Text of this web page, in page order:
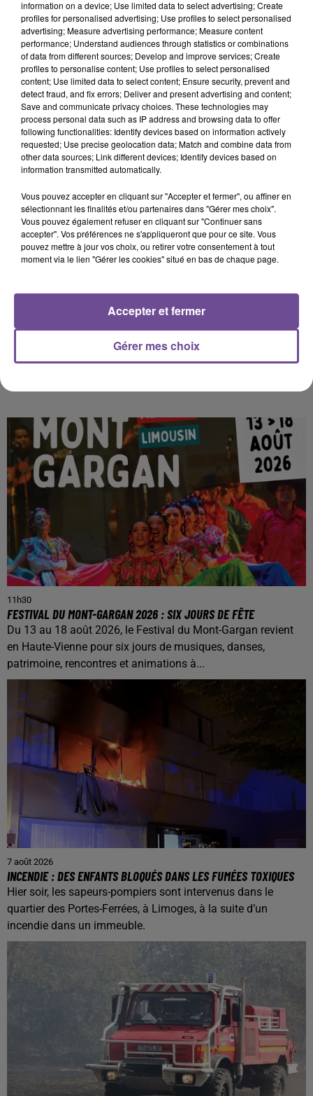
INDOCHINE
Nos Célébrations
BEBE REXHA
New Religion
Lykke Li
I Follow Rivers
dépôt de cookies que vous avez exprimé. Si vous
souhaitez l'afficher, merci de nous donner votre accord
en cliquant sur le bouton ci-dessous.
Afficher l'élément
PRÈS DE CHEZ VOUS
11h30
FESTIVAL DU MONT-GARGAN 2026 : SIX JOURS DE FÊTE
Du 13 au 18 août 2026, le Festival du Mont-Gargan revient
en Haute-Vienne pour six jours de musiques, danses,
patrimoine, rencontres et animations à...
7 août 2026
INCENDIE : DES ENFANTS BLOQUÉS DANS LES FUMÉES TOXIQUES
Hier soir, les sapeurs-pompiers sont intervenus dans le
quartier des Portes-Ferrées, à Limoges, à la suite d’un
incendie dans un immeuble.
information on a device; Use limited data to select advertising; Create
profiles for personalised advertising; Use profiles to select personalised
advertising; Measure advertising performance; Measure content
performance; Understand audiences through statistics or combinations
of data from different sources; Develop and improve services; Create
profiles to personalise content; Use profiles to select personalised
content; Use limited data to select content; Ensure security, prevent and
detect fraud, and fix errors; Deliver and present advertising and content;
Save and communicate privacy choices. These technologies may
process personal data such as IP address and browsing data to offer
following functionalities: Identify devices based on information actively
requested; Use precise geolocation data; Match and combine data from
other data sources; Link different devices; Identify devices based on
information transmitted automatically.
Vous pouvez accepter en cliquant sur "Accepter et fermer", ou affiner en
sélectionnant les finalités et/ou partenaires dans "Gérer mes choix".
Vous pouvez également refuser en cliquant sur "Continuer sans
accepter". Vos préférences ne s'appliqueront que pour ce site. Vous
pouvez mettre à jour vos choix, ou retirer votre consentement à tout
moment via le lien "Gérer les cookies" situé en bas de chaque page.
Gérer mes choix
Accepter et fermer